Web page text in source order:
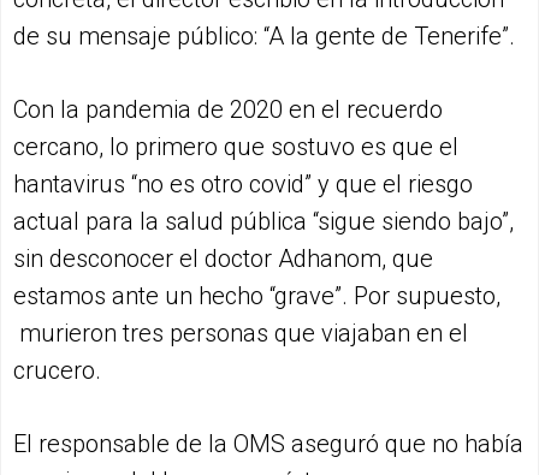
de su mensaje público: “A la gente de Tenerife”.
Con la pandemia de 2020 en el recuerdo
cercano, lo primero que sostuvo es que el
hantavirus “no es otro covid” y que el riesgo
actual para la salud pública “sigue siendo bajo”,
sin desconocer el doctor Adhanom, que
estamos ante un hecho “grave”. Por supuesto,
murieron tres personas que viajaban en el
crucero.
El responsable de la OMS aseguró que no había